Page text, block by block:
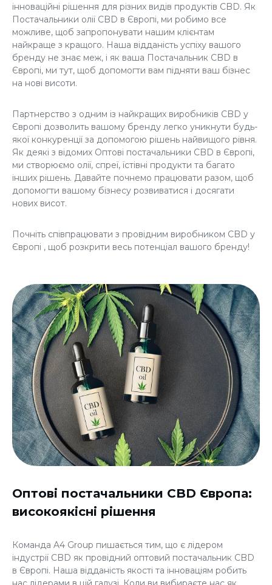
інноваційні рішення для різних видів продуктів CBD. Як
Постачальники олії CBD в Європі, ми робимо все
можливе, щоб запропонувати нашим клієнтам
найкраще з кращого. Наша відданість успіху вашого
бренду не знає меж, і як ваша Постачальник CBD в
Європі, ми тут, щоб допомогти вам підняти ваш бізнес
на нові висоти.
Партнерство з одним із найкращих виробників CBD у
Європі дозволить вашому бренду легко уникнути будь-
якої конкуренції за допомогою рішень найвищого рівня.
Як деякі з відомих Оптові постачальники CBD в Європі,
ми створюємо олії, спреї, їстівні продукти та багато
інших рішень. Давайте почнемо працювати разом, щоб
допомогти вашому бізнесу розвиватися і досягати
нових висот.
Почніть співпрацювати з провідним виробником CBD у
Європі , щоб розкрити весь потенціал вашого бренду!
Оптові постачальники CBD Європа:
високоякісні рішення
Команда A4 Group пишається тим, що є лідером
індустрії CBD як провідний оптовий постачальник CBD
в Європі. Наша відданість якості та інноваціям робить